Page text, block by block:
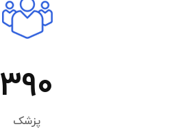
390
پزشک